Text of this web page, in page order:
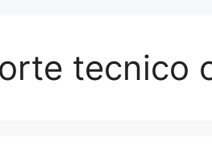
tecnico